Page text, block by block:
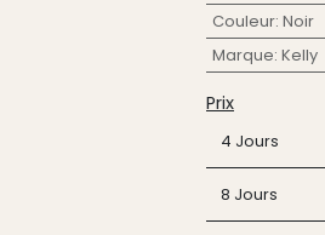
Couleur: Noir
Marque: Kelly
Prix
4 Jours
8 Jours